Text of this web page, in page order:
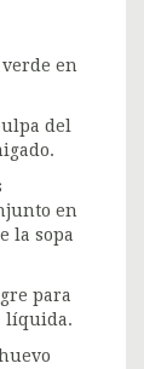
en
del
en
la sopa
para
líquida.